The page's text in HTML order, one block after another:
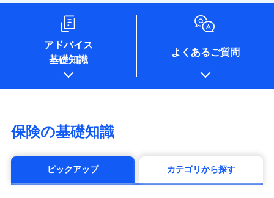
アドバイス
基礎知識
よくあるご質問
保険の基礎知識
ピックアップ カテゴリから探す